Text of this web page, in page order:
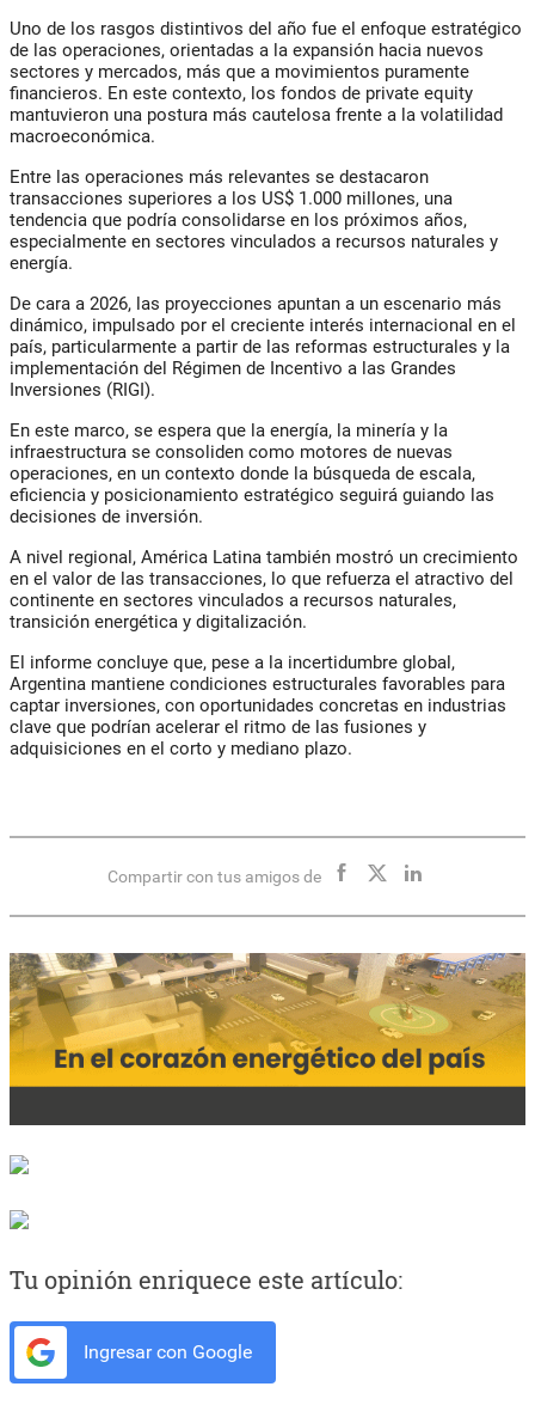
Uno de los rasgos distintivos del año fue el enfoque estratégico
de las operaciones, orientadas a la expansión hacia nuevos
sectores y mercados, más que a movimientos puramente
financieros. En este contexto, los fondos de private equity
mantuvieron una postura más cautelosa frente a la volatilidad
macroeconómica.
Entre las operaciones más relevantes se destacaron
transacciones superiores a los US$ 1.000 millones, una
tendencia que podría consolidarse en los próximos años,
especialmente en sectores vinculados a recursos naturales y
energía.
De cara a 2026, las proyecciones apuntan a un escenario más
dinámico, impulsado por el creciente interés internacional en el
país, particularmente a partir de las reformas estructurales y la
implementación del Régimen de Incentivo a las Grandes
Inversiones (RIGI).
En este marco, se espera que la energía, la minería y la
infraestructura se consoliden como motores de nuevas
operaciones, en un contexto donde la búsqueda de escala,
eficiencia y posicionamiento estratégico seguirá guiando las
decisiones de inversión.
A nivel regional, América Latina también mostró un crecimiento
en el valor de las transacciones, lo que refuerza el atractivo del
continente en sectores vinculados a recursos naturales,
transición energética y digitalización.
El informe concluye que, pese a la incertidumbre global,
Argentina mantiene condiciones estructurales favorables para
captar inversiones, con oportunidades concretas en industrias
clave que podrían acelerar el ritmo de las fusiones y
adquisiciones en el corto y mediano plazo.
Compartir con tus amigos de
Tu opinión enriquece este artículo:
Ingresar con Google